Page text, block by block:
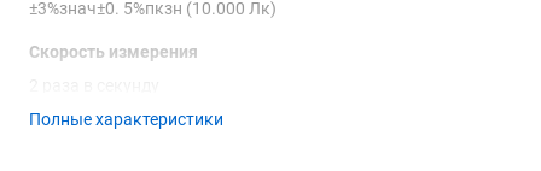
±3%знач±0. 5%пкзн (10.000 Лк)
Скорость измерения
Фотометрический датчик
Полные характеристики